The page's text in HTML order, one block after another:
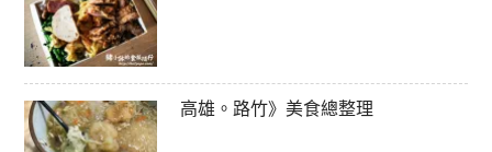
高雄。路竹》美食總整理